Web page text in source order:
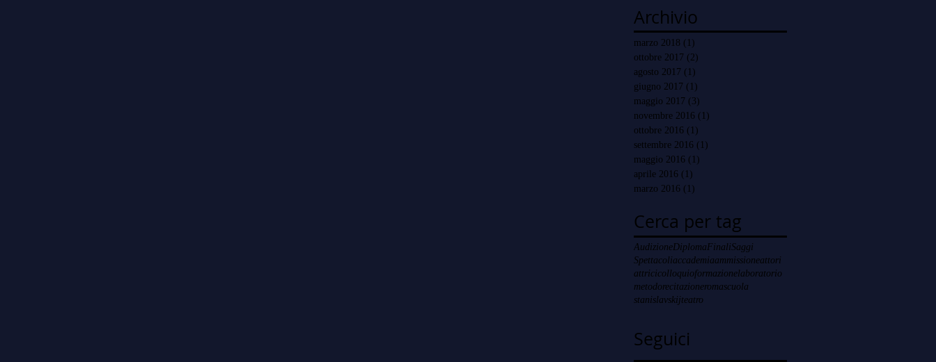
Archivio
marzo 2018 (1)
ottobre 2017 (2)
agosto 2017 (1)
giugno 2017 (1)
maggio 2017 (3)
novembre 2016 (1)
ottobre 2016 (1)
settembre 2016 (1)
maggio 2016 (1)
aprile 2016 (1)
marzo 2016 (1)
Cerca per tag
AudizioneDiplomaFinaliSaggi
Spettacoliaccademiaammissioneattori
attricicolloquioformazionelaboratorio
metodorecitazioneromascuola
stanislavskijteatro
Seguici